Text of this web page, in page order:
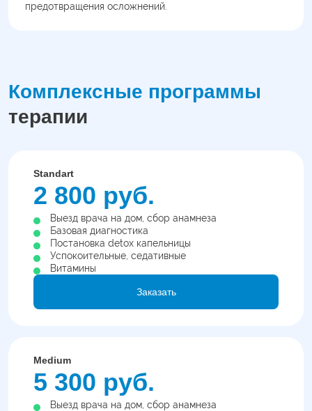
предотвращения осложнений.
Комплексные программы
терапии
Standart
2 800 руб.
Выезд врача на дом, сбор анамнеза
Базовая диагностика
Постановка detox капельницы
Успокоительные, седативные
Витамины
Заказать
Medium
5 300 руб.
Выезд врача на дом, сбор анамнеза